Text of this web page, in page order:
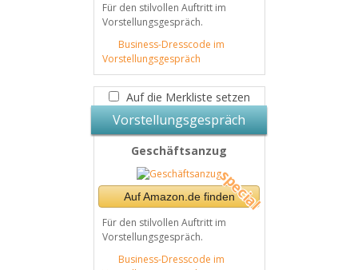
Für den stilvollen Auftritt im
Vorstellungsgespräch.
Business-Dresscode im
Vorstellungsgespräch
Auf die Merkliste setzen
Vorstellungsgespräch
Geschäftsanzug
Auf Amazon.de finden
Für den stilvollen Auftritt im
Vorstellungsgespräch.
Business-Dresscode im